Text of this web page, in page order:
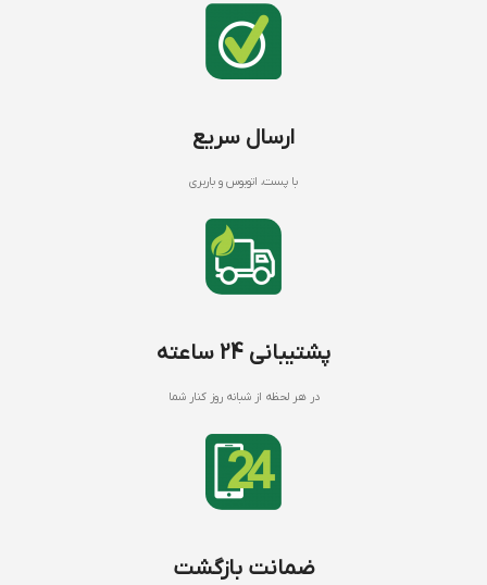
ارسال سریع
با پست، اتوبوس و باربری
پشتیبانی 24 ساعته
در هر لحظه از شبانه روز کنار شما
ضمانت بازگشت